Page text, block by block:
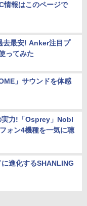
情報はこのページで
去最安! Anker注目プ
ってみた
」サウンドを体感
実力!「Osprey」Nobl
ォン4機種を一気に聴
進化するSHANLING